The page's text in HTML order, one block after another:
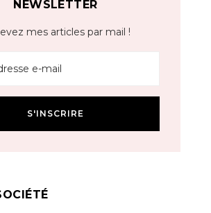
NEWSLETTER
mes articles par mail !